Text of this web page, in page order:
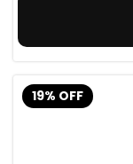
19% OFF